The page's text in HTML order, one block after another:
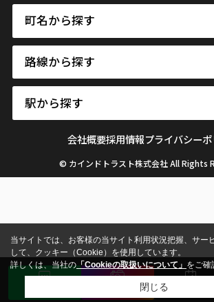
町名から探す
路線から探す
駅から探す
会社概要採用情報プライバシー
© カインドトラスト株式会社 All Rights
当サイトでは、お客様の当サイト利用状況把握、サー
して、クッキー（Cookie）を使用しています。
詳しくは、当社の「Cookieの取扱いについて」 をご確
閉じる